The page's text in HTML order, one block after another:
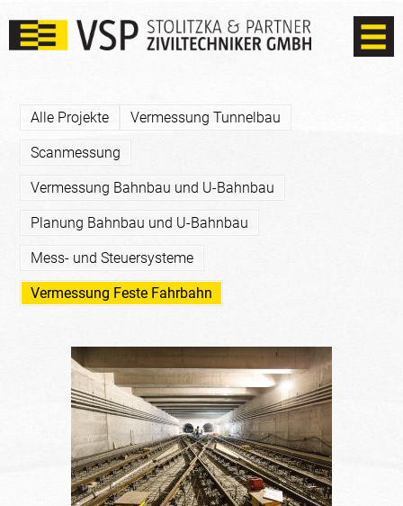
Alle Projekte Vermessung Tunnelbau
Scanmessung
Vermessung Bahnbau und U-Bahnbau
Planung Bahnbau und U-Bahnbau
Mess- und Steuersysteme
Vermessung Feste Fahrbahn